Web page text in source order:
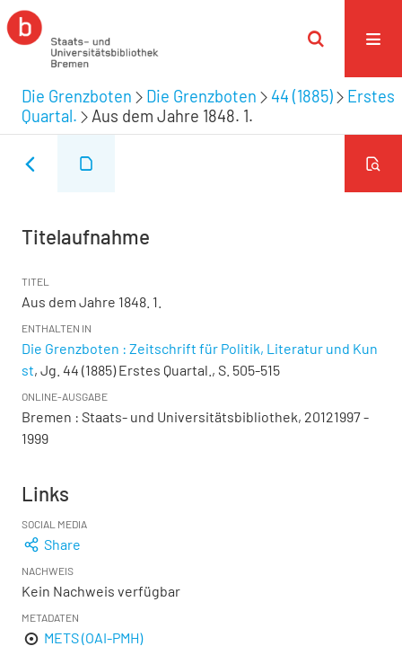
Die Grenzboten Die Grenzboten 44 (1885)
Erstes
Quartal.
Aus dem Jahre 1848. 1.
Titelaufnahme
TITEL
Aus dem Jahre 1848. 1.
ENTHALTEN IN
Die Grenzboten : Zeitschrift für Politik, Literatur und Kun
st, Jg. 44 (1885) Erstes Quartal., S. 505-515
ONLINE-AUSGABE
Bremen : Staats- und Universitätsbibliothek, 20121997 -
1999
Links
SOCIAL MEDIA
Share
NACHWEIS
Kein Nachweis verfügbar
METADATEN
METS (OAI-PMH)